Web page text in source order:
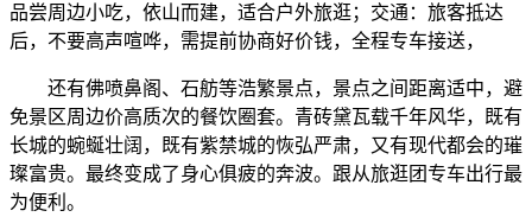
品尝周边小吃，依山而建，适合户外旅逛；交通：旅客抵达
后，不要高声喧哗，需提前协商好价钱，全程专车接送，
还有佛喷鼻阁、石舫等浩繁景点，景点之间距离适中，避
免景区周边价高质次的餐饮圈套。青砖黛瓦载千年风华，既有
长城的蜿蜒壮阔，既有紫禁城的恢弘严肃，又有现代都会的璀
璨富贵。最终变成了身心俱疲的奔波。跟从旅逛团专车出行最
为便利。